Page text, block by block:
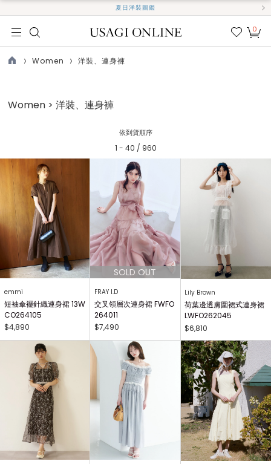
夏日洋裝圖鑑
我的
0
Women 洋裝、連身褲
Women > 洋裝、連身褲
依到貨順序
1 - 40 / 960
emmi
短袖傘襬針織連身裙 13W
CO264105
$4,890
FRAY I.D
交叉領層次連身裙 FWFO
264011
$7,490
Lily Brown
荷葉邊透膚圍裙式連身裙
LWFO262045
$6,810